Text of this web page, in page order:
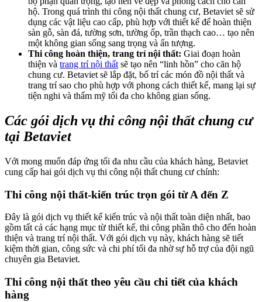
hộ. Trong quá trình thi công nội thất chung cư, Betaviet sẽ sử
dụng các vật liệu cao cấp, phù hợp với thiết kế để hoàn thiện
sàn gỗ, sàn đá, tường sơn, tường ốp, trần thạch cao… tạo nên
một không gian sống sang trọng và ấn tượng.
Thi công hoàn thiện, trang trí nội thất: Giai đoạn hoàn
thiện và trang trí nội thất sẽ tạo nên “linh hồn” cho căn hộ
chung cư. Betaviet sẽ lắp đặt, bố trí các món đồ nội thất và
trang trí sao cho phù hợp với phong cách thiết kế, mang lại sự
tiện nghi và thẩm mỹ tối đa cho không gian sống.
Các gói dịch vụ thi công nội thất chung cư
tại Betaviet
Với mong muốn đáp ứng tối đa nhu cầu của khách hàng, Betaviet
cung cấp hai gói dịch vụ thi công nội thất chung cư chính:
Thi công nội thất-kiến trúc trọn gói từ A đến Z
Đây là gói dịch vụ thiết kế kiến trúc và nội thất toàn diện nhất, bao
gồm tất cả các hạng mục từ thiết kế, thi công phần thô cho đến hoàn
thiện và trang trí nội thất. Với gói dịch vụ này, khách hàng sẽ tiết
kiệm thời gian, công sức và chi phí tối đa nhờ sự hỗ trợ của đội ngũ
chuyên gia Betaviet.
Thi công nội thất theo yêu cầu chi tiết của khách
hàng